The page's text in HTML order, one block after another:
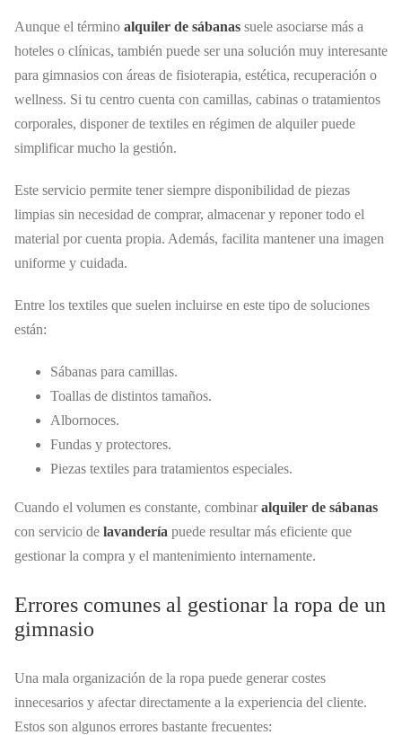
Aunque el término alquiler de sábanas suele asociarse más a
hoteles o clínicas, también puede ser una solución muy interesante
para gimnasios con áreas de fisioterapia, estética, recuperación o
wellness. Si tu centro cuenta con camillas, cabinas o tratamientos
corporales, disponer de textiles en régimen de alquiler puede
simplificar mucho la gestión.
Este servicio permite tener siempre disponibilidad de piezas
limpias sin necesidad de comprar, almacenar y reponer todo el
material por cuenta propia. Además, facilita mantener una imagen
uniforme y cuidada.
Entre los textiles que suelen incluirse en este tipo de soluciones
están:
Sábanas para camillas.
Toallas de distintos tamaños.
Albornoces.
Fundas y protectores.
Piezas textiles para tratamientos especiales.
Cuando el volumen es constante, combinaralquiler de sábanas
con servicio de lavandería puede resultar más eficiente que
gestionar la compra y el mantenimiento internamente.
Errores comunes al gestionar la ropa de un
gimnasio
Una mala organización de la ropa puede generar costes
innecesarios y afectar directamente a la experiencia del cliente.
Estos son algunos errores bastante frecuentes: